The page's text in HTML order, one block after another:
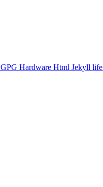
GPG Hardware Html Jekyll life